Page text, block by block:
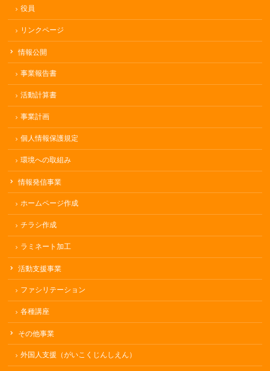
役員
リンクページ
情報公開
事業報告書
活動計算書
事業計画
個人情報保護規定
環境への取組み
情報発信事業
ホームページ作成
チラシ作成
ラミネート加工
活動支援事業
ファシリテーション
各種講座
その他事業
外国人支援（がいこくじんしえん）